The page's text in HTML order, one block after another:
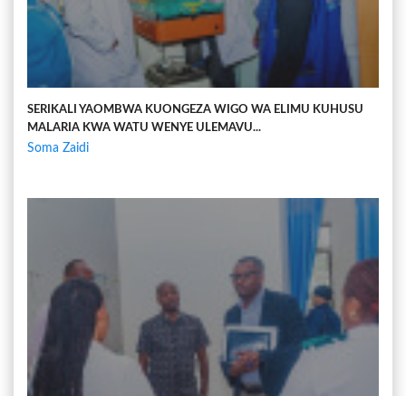
SERIKALI YAOMBWA KUONGEZA WIGO WA ELIMU KUHUSU
MALARIA KWA WATU WENYE ULEMAVU...
Soma Zaidi